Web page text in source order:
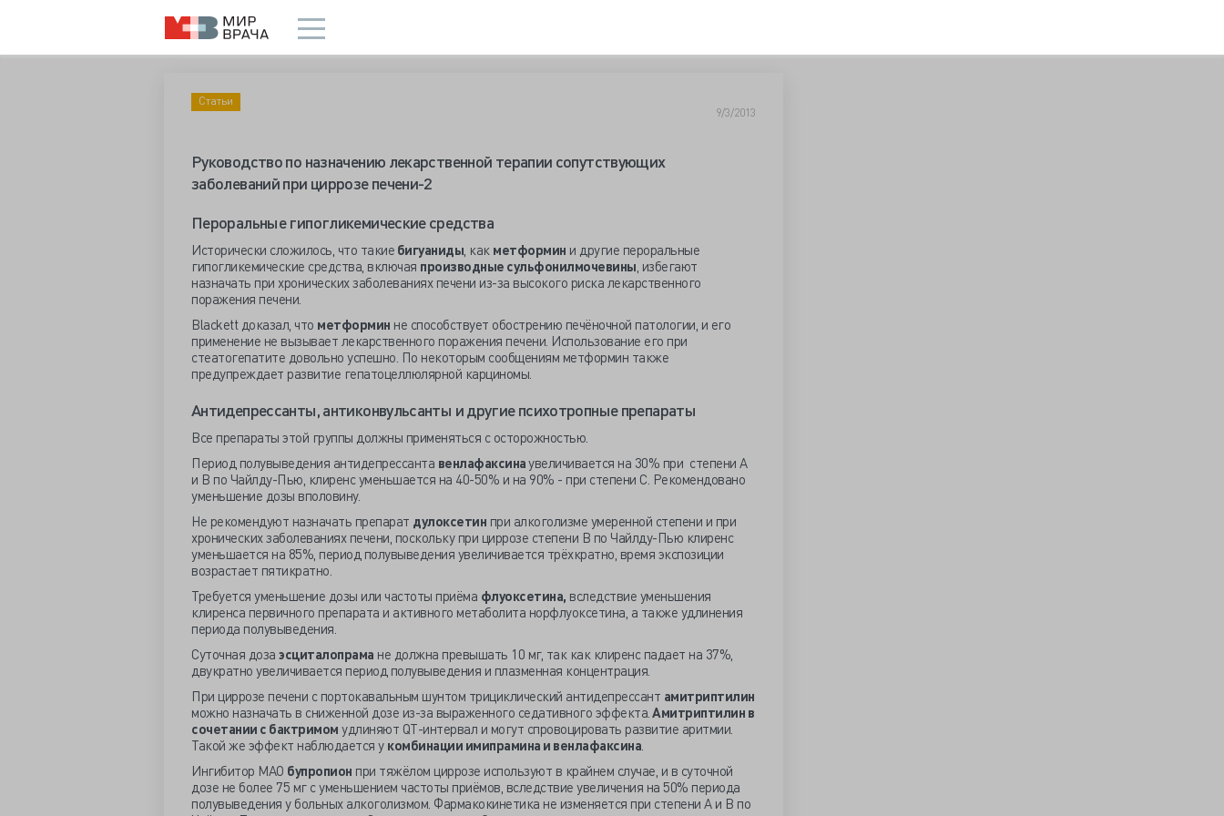
Статьи
9/3/2013
Руководство по назначению лекарственной терапии сопутствующих
заболеваний при циррозе печени-2
Пероральные гипогликемические средства
Исторически сложилось, что такие бигуаниды, как метформин и другие пероральные
гипогликемические средства, включая производные сульфонилмочевины, избегают
назначать при хронических заболеваниях печени из-за высокого риска лекарственного
поражения печени.
Blackett доказал, что метформин не способствует обострению печёночной патологии, и его
применение не вызывает лекарственного поражения печени. Использование его при
стеатогепатите довольно успешно. По некоторым сообщениям метформин также
предупреждает развитие гепатоцеллюлярной карциномы.
Антидепрессанты, антиконвульсанты и другие психотропные препараты
Все препараты этой группы должны применяться с осторожностью.
Период полувыведения антидепрессанта венлафаксинаувеличивается на 30% при степени А
и В по Чайлду-Пью, клиренс уменьшается на 40-50% и на 90% - при степени С. Рекомендовано
уменьшение дозы вполовину.
Не рекомендуют назначать препарат дулоксетин при алкоголизме умеренной степени и при
хронических заболеваниях печени, поскольку при циррозе степени В по Чайлду-Пью клиренс
уменьшается на 85%, период полувыведения увеличивается трёхкратно, время экспозиции
возрастает пятикратно.
Требуется уменьшение дозы или частоты приёма флуоксетина, вследствие уменьшения
клиренса первичного препарата и активного метаболита норфлуоксетина, а также удлинения
периода полувыведения.
Суточная доза эсциталопрама не должна превышать 10 мг, так как клиренс падает на 37%,
двукратно увеличивается период полувыведения и плазменная концентрация.
При циррозе печени с портокавальным шунтом трициклический антидепрессант амитриптилин
можно назначать в сниженной дозе из-за выраженного седативного эффекта.Амитриптилин в
сочетании с бактримом удлиняют QT-интервал и могут спровоцировать развитие аритмии.
Такой же эффект наблюдается у комбинации имипрамина и венлафаксина.
Ингибитор МАО бупропион при тяжёлом циррозе используют в крайнем случае, и в суточной
дозе не более 75 мг с уменьшением частоты приёмов, вследствие увеличения на 50% периода
полувыведения у больных алкоголизмом. Фармакокинетика не изменяется при степени А и В по